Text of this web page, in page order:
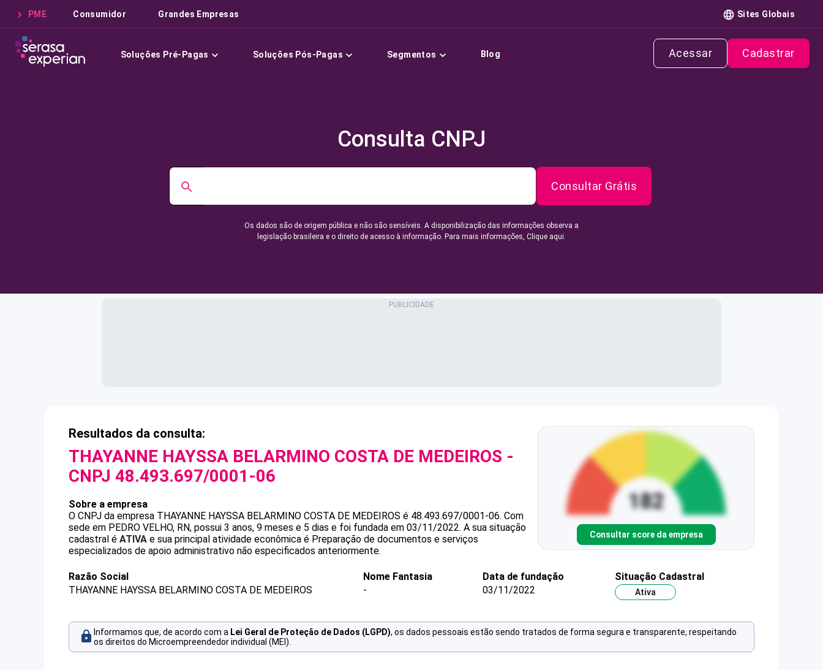
PME Consumidor Grandes Empresas Sites Globais
Soluções Pré-Pagas Soluções Pós-Pagas Segmentos Blog Acessar Cadastrar
Consulta CNPJ
Consultar Grátis
Os dados são de origem pública e não são sensíveis. A disponibilização das informações observa a
legislação brasileira e o direito de acesso à informação. Para mais informações, Clique aqui.
Resultados da consulta:
THAYANNE HAYSSA BELARMINO COSTA DE MEDEIROS -
CNPJ 48.493.697/0001-06
Sobre a empresa
O CNPJ da empresa THAYANNE HAYSSA BELARMINO COSTA DE MEDEIROS é 48.493.697/0001-06. Com
sede em PEDRO VELHO, RN, possui 3 anos, 9 meses e 5 dias e foi fundada em 03/11/2022. A sua situação
cadastral é ATIVA e sua principal atividade econômica é Preparação de documentos e serviços
especializados de apoio administrativo não especificados anteriormente.
Consultar score da empresa
Razão Social
THAYANNE HAYSSA BELARMINO COSTA DE MEDEIROS
Nome Fantasia
-
Data de fundação
03/11/2022
Situação Cadastral
Ativa
Informamos que, de acordo com a Lei Geral de Proteção de Dados (LGPD), os dados pessoais estão sendo tratados de forma segura e transparente, respeitando
os direitos do Microempreendedor individual (MEI).